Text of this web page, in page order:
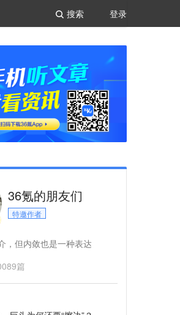
登录
搜索
36氪的朋友们
特邀作者
，但内敛也是一种表达
篇